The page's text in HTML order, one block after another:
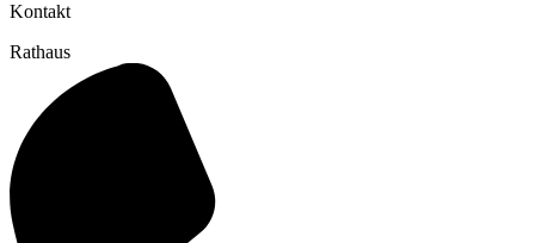
Kontakt
Rathaus